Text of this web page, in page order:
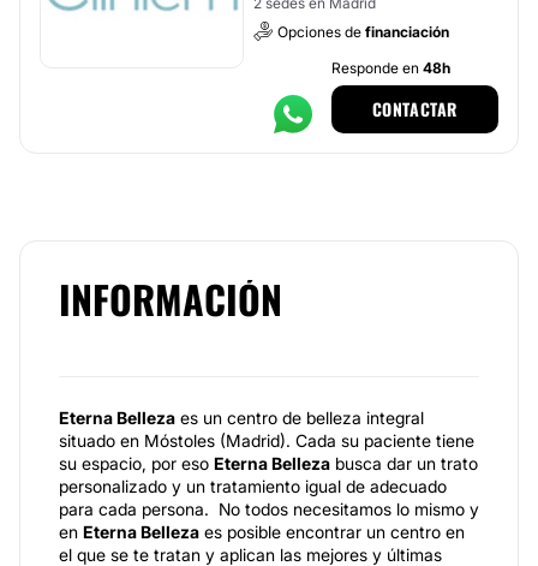
Opciones de financiación
Responde en 48h
CONTACTAR
INFORMACIÓN
Eterna Belleza es un centro de belleza integral
situado en Móstoles (Madrid). Cada su paciente tiene
su espacio, por eso Eterna Belleza busca dar un trato
personalizado y un tratamiento igual de adecuado
para cada persona. No todos necesitamos lo mismo y
en Eterna Belleza es posible encontrar un centro en
el que se te tratan y aplican las mejores y últimas